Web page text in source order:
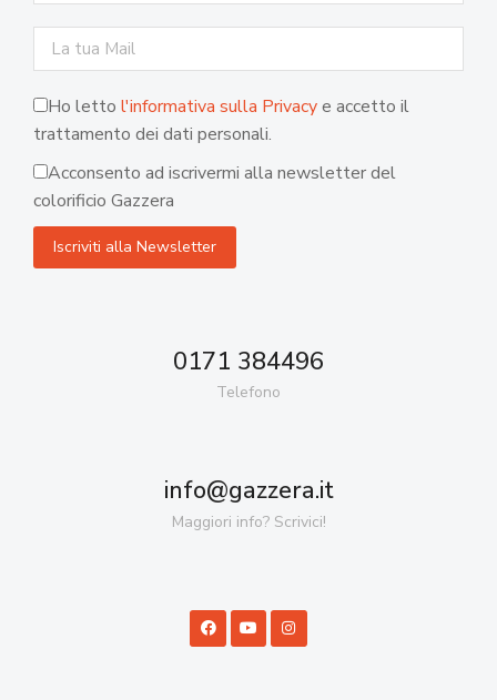
Ho letto l'informativa sulla Privacye accetto il
trattamento dei dati personali.
Acconsento ad iscrivermi alla newsletter del
colorificio Gazzera
0171 384496
Telefono
info@gazzera.it
Maggiori info? Scrivici!